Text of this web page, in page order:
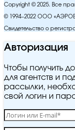
Copyright © 2025. Все
© 1994–2022 ООО
Свидетельство о
Авторизация
Чтобы получить
для агентств и
рассылки,
свой логин и